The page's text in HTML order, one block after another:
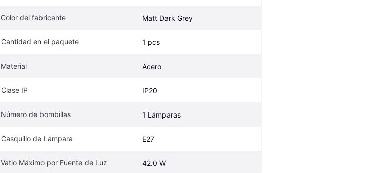
Color del fabricante Matt Dark Grey
Cantidad en el paquete 1 pcs
Material Acero
Clase IP IP20
Número de bombillas 1 Lámparas
Casquillo de Lámpara E27
Vatio Máximo por Fuente de Luz 42.0 W